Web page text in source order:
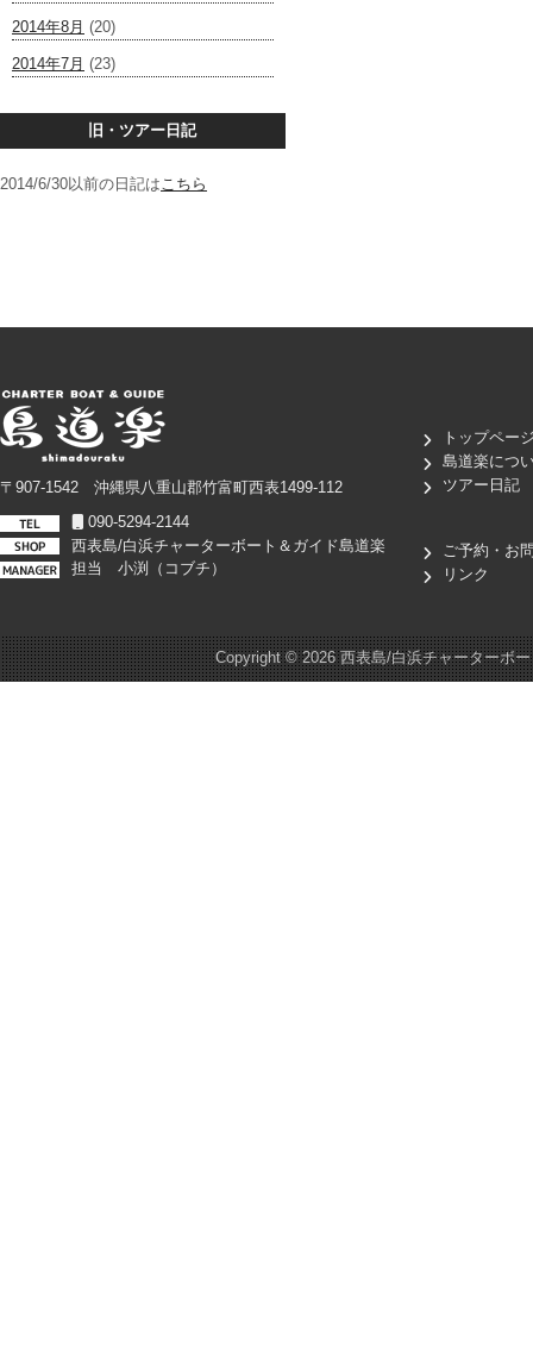
2014年8月 (20)
2014年7月 (23)
旧・ツアー日記
2014/6/30以前の日記はこちら
〒907-1542 沖縄県八重山郡竹富町西表1499-112
090-5294-2144
西表島/白浜チャーターボート＆ガイド島道楽
担当 小渕（コブチ）
トップペー
島道楽につ
ツアー日記
ご予約・お
リンク
Copyright ©2026 西表島/白浜チャーターボ